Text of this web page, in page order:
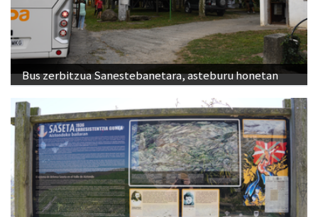
Bus zerbitzua Sanestebanetara, asteburu honetan